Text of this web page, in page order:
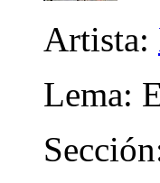
Artista:
Lema: